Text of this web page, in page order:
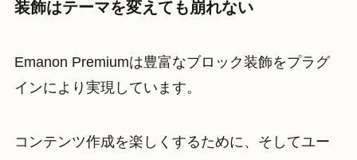
装飾はテーマを変えても崩れない
Emanon Premiumは豊富なブロック装飾をプラグ
インにより実現しています。
コンテンツ作成を楽しくするために、そしてユー